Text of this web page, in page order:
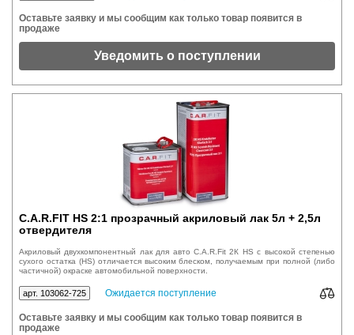
Оставьте заявку и мы сообщим как только товар появится в
продаже
Уведомить о поступлении
C.A.R.FIT HS 2:1 прозрачный акриловый лак 5л + 2,5л
отвердителя
Акриловый двухкомпонентный лак для авто C.A.R.Fit 2К HS с высокой степенью
сухого остатка (HS) отличается высоким блеском, получаемым при полной (либо
частичной) окраске автомобильной поверхности.
арт. 103062-725 Ожидается поступление
Оставьте заявку и мы сообщим как только товар появится в
продаже